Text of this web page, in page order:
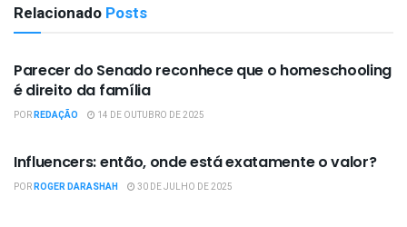
Relacionado Posts
OPINIÃO
Parecer do Senado reconhece que o homeschooling
é direito da família
PORREDAÇÃO 14 DE OUTUBRO DE 2025
Influencers: então, onde está exatamente o valor?
PORROGER DARASHAH 30 DE JULHO DE 2025